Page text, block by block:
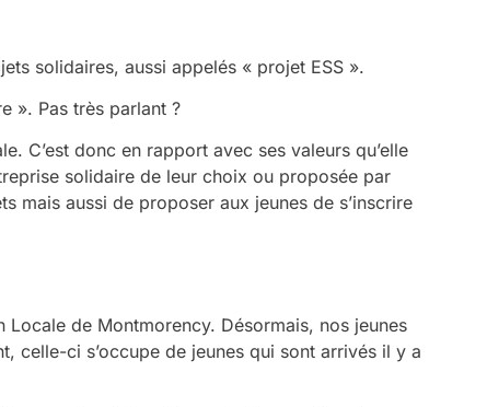
solidaires, aussi appelés « projet ESS ».
». Pas très parlant ?
C’est donc en rapport avec ses valeurs qu’elle
solidaire de leur choix ou proposée par
mais aussi de proposer aux jeunes de s’inscrire
de Montmorency. Désormais, nos jeunes
celle-ci s’occupe de jeunes qui sont arrivés il y a